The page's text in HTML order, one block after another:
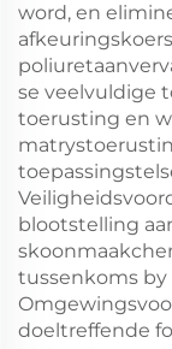
word, en
se veelvuldige
toerusting en
blootstelling
tussenkoms
doeltreffende